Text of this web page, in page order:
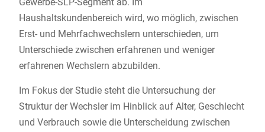
Gewerbe-SLP-Segment ab. Im
Haushaltskundenbereich wird, wo möglich, zwischen
Erst- und Mehrfachwechslern unterschieden, um
Unterschiede zwischen erfahrenen und weniger
erfahrenen Wechslern abzubilden.
Im Fokus der Studie steht die Untersuchung der
Struktur der Wechsler im Hinblick auf Alter, Geschlecht
und Verbrauch sowie die Unterscheidung zwischen